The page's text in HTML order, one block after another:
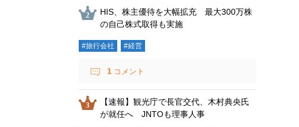
HIS、株主優待を大幅拡充 最大300万株
の自己株式取得も実施
#旅行会社 #経営
1 コメント
【速報】観光庁で長官交代、木村典央氏
が就任へ JNTOも理事人事